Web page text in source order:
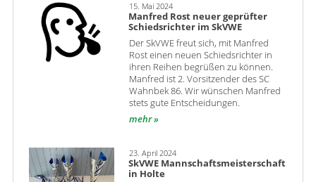
15. Mai 2024
Manfred Rost neuer geprüfter
Schiedsrichter im SkVWE
Der SkVWE freut sich, mit Manfred
Rost einen neuen Schiedsrichter in
ihren Reihen begrüßen zu können.
Manfred ist 2. Vorsitzender des SC
Wahnbek 86. Wir wünschen Manfred
stets gute Entscheidungen.
mehr
23. April 2024
SkVWE Mannschaftsmeisterschaft
in Holte